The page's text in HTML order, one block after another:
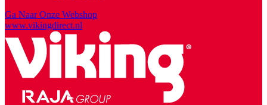
Ga Naar Onze Webshop
www.vikingdirect.nl